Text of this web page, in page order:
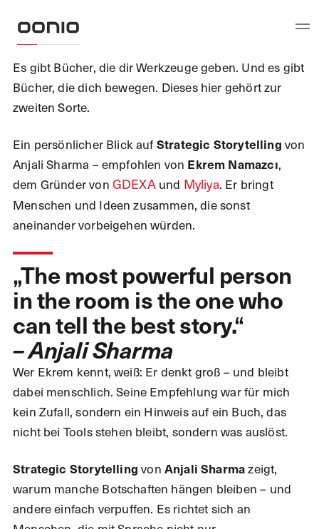
Es gibt Bücher, die dir Werkzeuge geben. Und es gibt
Bücher, die dich bewegen. Dieses hier gehört zur
zweiten Sorte.
Ein persönlicher Blick auf Strategic Storytelling von
Anjali Sharma – empfohlen von Ekrem Namazcı,
dem Gründer von GDEXAund Myliya. Er bringt
Menschen und Ideen zusammen, die sonst
aneinander vorbeigehen würden.
„The most powerful person
in the room is the one who
can tell the best story.“
– Anjali Sharma
Wer Ekrem kennt, weiß: Er denkt groß – und bleibt
dabei menschlich. Seine Empfehlung war für mich
kein Zufall, sondern ein Hinweis auf ein Buch, das
nicht bei Tools stehen bleibt, sondern was auslöst.
Strategic Storytelling von Anjali Sharmazeigt,
warum manche Botschaften hängen bleiben – und
andere einfach verpuffen. Es richtet sich an